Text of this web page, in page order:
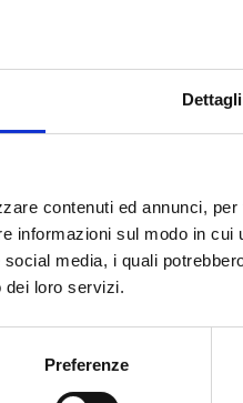
Dettagli
contenuti ed annunci,
informazioni sul modo in
media, i quali
dei loro servizi.
Preferenze
Cagliari, Civitavecchia, Livorno,
€ 843
€
daLivornoconMSC